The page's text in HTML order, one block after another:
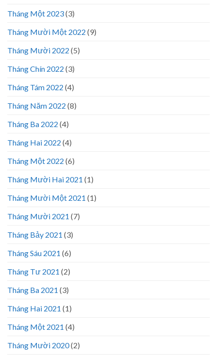
Tháng Một 2023(3)
Tháng Mười Một 2022 (9)
Tháng Mười 2022 (5)
Tháng Chín 2022 (3)
Tháng Tám 2022 (4)
Tháng Năm 2022 (8)
Tháng Ba 2022 (4)
Tháng Hai 2022 (4)
Tháng Một 2022 (6)
Tháng Mười Hai 2021 (1)
Tháng Mười Một 2021 (1)
Tháng Mười 2021 (7)
Tháng Bảy 2021 (3)
Tháng Sáu 2021 (6)
Tháng Tư 2021 (2)
Tháng Ba 2021 (3)
Tháng Hai 2021 (1)
Tháng Một 2021 (4)
Tháng Mười 2020(2)